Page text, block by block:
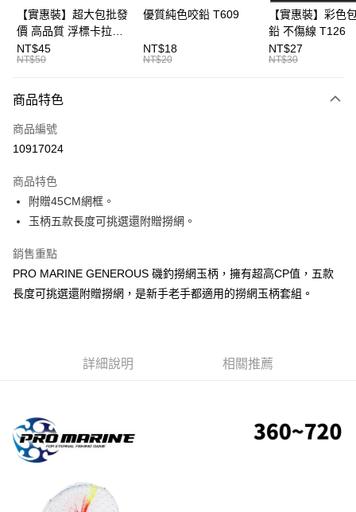
臺灣中小企業銀行
台中商業銀行
匯豐（台灣）商業銀行
華泰商業銀行
聯邦商業銀行
元大商業銀行
台灣樂天信用卡公司
大哥付你分期
相關說明
2.付款方式選擇「大哥付你分期」，訂單成立後會自動跳轉到大哥付的交易
成交易。
4.訂單成立30分鐘內，如未前往確認交易或遇審核未通過，訂單將自動取
法說明評估內容。
【繳款方式說明】
1.分期款項不併入電信帳單，「大哥付你分期」於每月結算日後寄送繳費提
醒簡訊。
帳／街口支付／iPASS MONEY」等通路繳費。
1.本服務係由「台灣大哥大股份有限公司」（以下簡稱本公司）所提供，讓
資料（包含姓名、電話或地址）提供予台灣大哥大進項蒐集、處理及利用，
由本公司與您本人進行分期帳單所需資料之確認、核對及更正。
相關說明
AFTEE先享後付是「在收到商品之後才付款」的支付方式。 讓您購物簡單
便利好安心！
２．便利：只要手機號碼，簡訊認證，即可結帳。
【「AFTEE先享後付」結帳流程】
結帳頁面，進行簡訊認證並確認金額後，即可完成結帳。
２．訂單成立數日內，您將收到繳費通知簡訊。
３．收到繳費通知簡訊後14天內，點擊此簡訊中的連結，可透過四大超商／
ATM／網路銀行／等多元方式進行付款，方視為交易完成。
是否繳費成功／繳費後需取消欲退款等相關疑問，請聯繫「AFTEE先享後付
１．透過由恩沛科技股份有限公司提供之「AFTEE先享後付」服務完成之交
易，需依本服務之必要範圍內提供個人資料，並將交易相關給付款項請求債
權轉讓予恩沛科技股份有限公司。
２．關於個人資料處理事宜，請瀏覽以下網址：
３．未成年的使用者請事先徵得法定代理人或監護人之同意方可使用
「AFTEE先享後付」，若未經同意申辦者引起之損失，本公司不負相關責
ATM付款
運送方式
一般宅配（門市自取請勿下單，請聯繫客服）
每筆NT$100，滿NT$2,000(含以上)免運費
大型宅配(門市自取請勿下單，請聯繫客服）
每筆NT$150，滿NT$2,000(含以上)免運費
國家/地區配送(**下單前請私訊客服確認實際運費(運費另
計)，訂單才得以成立**)
查看運費
【實惠裝】超大包批發
價 高品質 浮標卡拉棒
20入 T086
NT$45
NT$50
優質純色咬鉛 T609
NT$18
NT$20
【實惠裝】彩色
鉛 不傷線 T126
NT$27
NT$30
商品特色
商品編號
10917024
商品特色
附贈45CM網框。
玉柄五款長度可挑選還附贈撈網。
銷售重點
PRO MARINE GENEROUS 磯釣撈網玉柄，擁有超高CP值，五款
長度可挑選還附贈撈網，是新手老手都適用的撈網玉柄套組。
詳細說明 相關推薦